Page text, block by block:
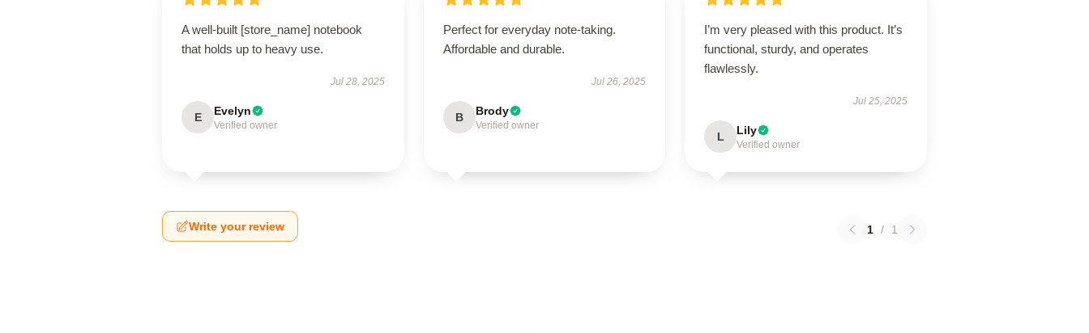
A well-built [store_name] notebook
that holds up to heavy use.
Jul 28, 2025
E Evelyn
Verified owner
Perfect for everyday note-taking.
Affordable and durable.
Jul 26, 2025
B Brody
Verified owner
I’m very pleased with this product. It’s
functional, sturdy, and operates
flawlessly.
Jul 25, 2025
L Lily
Verified owner
Write your review 1 / 1